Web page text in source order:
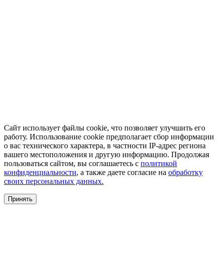
Сайт использует файлы cookie, что позволяет улучшить его
работу. Использование cookie предполагает сбор информации
о вас технического характера, в частности IP-адрес региона
вашего местоположения и другую информацию. Продолжая
пользоваться сайтом, вы соглашаетесь с политикой
конфиденциальности, а также даете согласие на обработку
своих персональных данных.
Принять